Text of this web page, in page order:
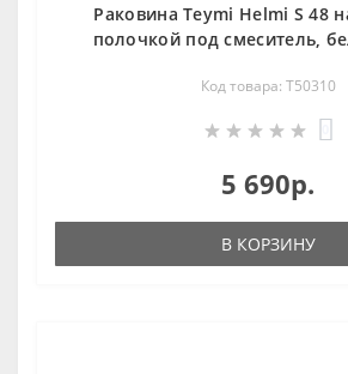
Раковина Teymi Helmi S 48
полочкой под смеситель,
Код товара: T50310
5 690р.
В КОРЗИНУ